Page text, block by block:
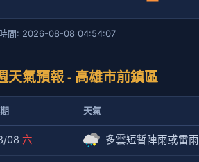
間: 2026-08-08 04:54:07
天氣預報 - 高雄市前鎮區
天氣
08 六 多雲短暫陣雨或雷雨